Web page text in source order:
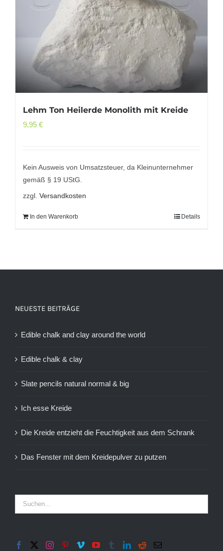
Lehm Ton Heilerde Monolith mit Kreide
9,95 €
Kein Ausweis von Umsatzsteuer, da Kleinunternehmer
gemäß § 19 UStG.
zzgl. Versandkosten
In den Warenkorb Details
NEUESTE BEITRÄGE
Edible chalk and clay around the world
Edible chalk & clay
Slate pencils natural normal & big
Ich esse Kreide
Die Kreide entzieht die Feuchtigkeit aus dem Schrank
Das Fenster mit dem Kreidepulver zu putzen